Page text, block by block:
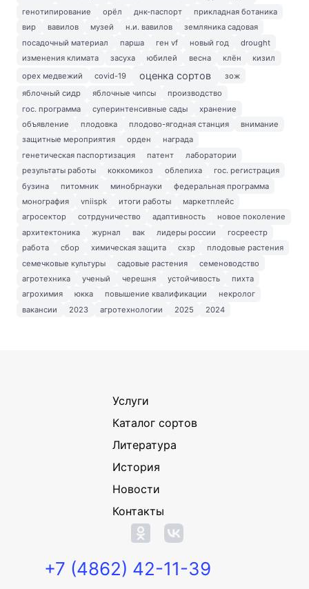
генотипирование
орёл днк-паспорт
прикладная ботаника
вир
вавилов музей н.и. вавилов
земляника садовая
посадочный материал
парша ген vf новый год
drought
изменения климата
засуха юбилей весна клён
кизил
орех медвежий
covid-19 оценка сортов
зож
яблочный сидр
яблочные чипсы
производство
гос. программа
суперинтенсивные сады
хранение
объявление
плодовка плодово-ягодная станция
внимание
защитные мероприятия
орден
награда
генетическая паспортизация
патент
лаборатории
результаты работы
коккомикоз облепиха
гос. регистрация
бузина
питомник минобрнауки
федеральная программа
монография
vniispk итоги работы
маркетплейс
агросектор
сотрдуничество адаптивность
новое поколение
архитектоника
журнал вак лидеры россии
госреестр
работа
сбор химическая защита схзр
плодовые растения
семечковые культуры
садовые растения
семеноводство
агротехника
ученый черешня устойчивость
пихта
агрохимия
юкка повышение квалификации
некролог
вакансии
2023 агротехнологии 2025 2024
Услуги
Каталог сортов
Литература
История
Новости
Контакты
+7 (4862) 42-11-39